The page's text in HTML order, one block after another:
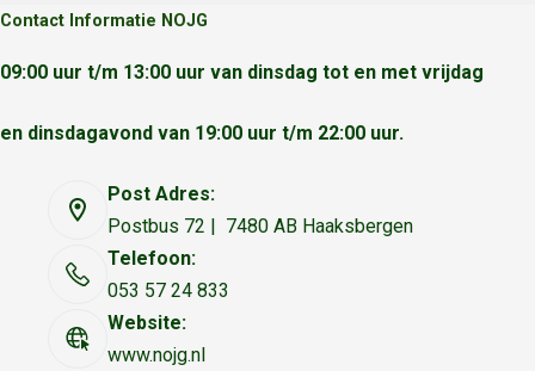
Contact Informatie NOJG
09:00 uur t/m 13:00 uur van dinsdag tot en met vrijdag
en dinsdagavond van 19:00 uur t/m 22:00 uur.
Post Adres:
Postbus 72 | 7480 AB Haaksbergen
Telefoon:
053 57 24 833
Website:
www.nojg.nl